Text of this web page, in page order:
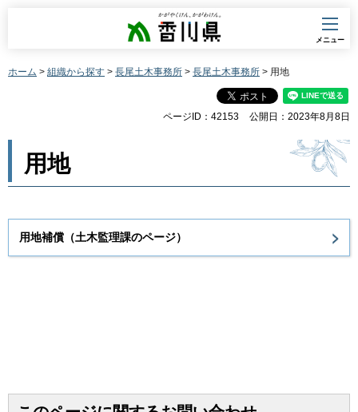
香川県
メニュー
ホーム > 組織から探す > 長尾土木事務所 > 長尾土木事務所 > 用地
ページID：42153 公開日：2023年8月8日
用地
用地補償（土木監理課のページ）